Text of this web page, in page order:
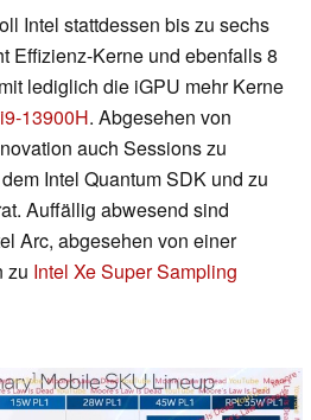
Intel stattdessen bis zu sechs
Effizienz-Kerne und ebenfalls 8
lediglich die iGPU mehr Kerne
13900H. Abgesehen von
auch Sessions zu
Intel Quantum SDK und zu
Auffällig abwesend sind
Arc, abgesehen von einer
zu Intel Xe Super Sampling